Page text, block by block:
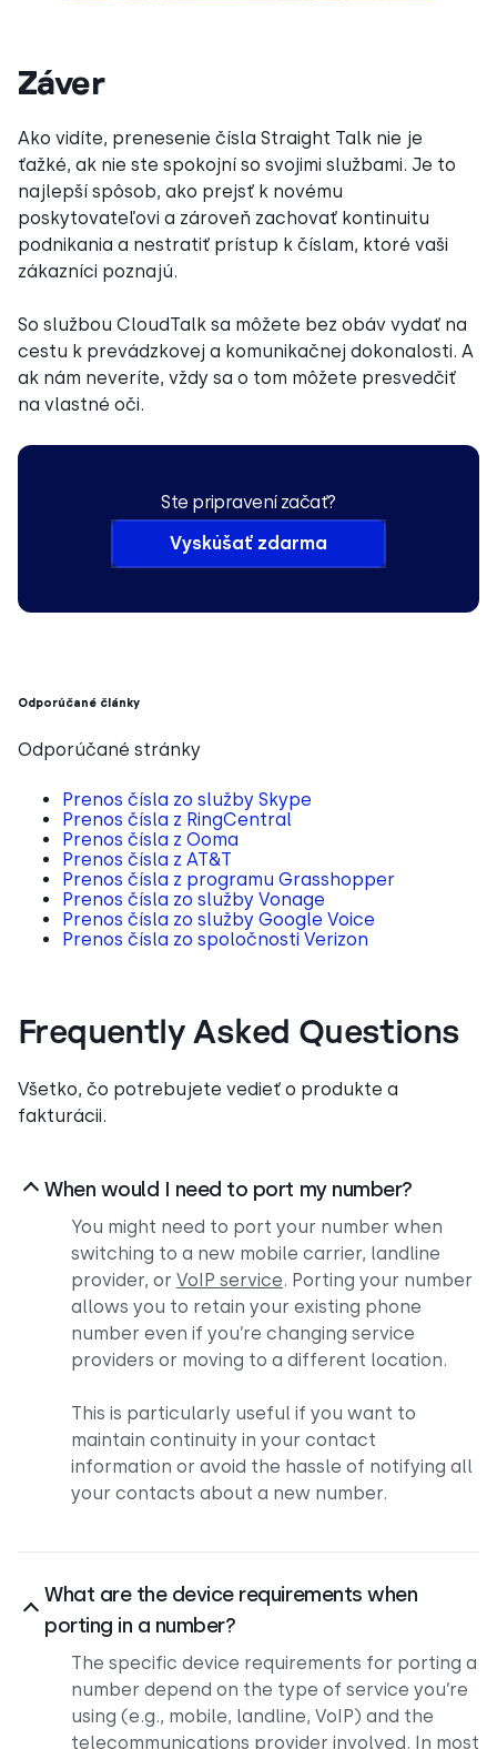
Záver
Ako vidíte, prenesenie čísla Straight Talk nie je
ťažké, ak nie ste spokojní so svojimi službami. Je to
najlepší spôsob, ako prejsť k novému
poskytovateľovi a zároveň zachovať kontinuitu
podnikania a nestratiť prístup k číslam, ktoré vaši
zákazníci poznajú.
So službou CloudTalk sa môžete bez obáv vydať na
cestu k prevádzkovej a komunikačnej dokonalosti. A
ak nám neveríte, vždy sa o tom môžete presvedčiť
na vlastné oči.
Ste pripravení začať?
Vyskúšať zdarma
Odporúčané články
Odporúčané stránky
Prenos čísla zo služby Skype
Prenos čísla z RingCentral
Prenos čísla z Ooma
Prenos čísla z AT&T
Prenos čísla z programu Grasshopper
Prenos čísla zo služby Vonage
Prenos čísla zo služby Google Voice
Prenos čísla zo spoločnosti Verizon
Frequently Asked Questions
Všetko, čo potrebujete vedieť o produkte a
fakturácii.
When would I need to port my number?
You might need to port your number when
switching to a new mobile carrier, landline
provider, or VoIP service. Porting your number
allows you to retain your existing phone
number even if you’re changing service
providers or moving to a different location.
This is particularly useful if you want to
maintain continuity in your contact
information or avoid the hassle of notifying all
your contacts about a new number.
What are the device requirements when
porting in a number?
The specific device requirements for porting a
number depend on the type of service you’re
using (e.g., mobile, landline, VoIP) and the
telecommunications provider involved. In most